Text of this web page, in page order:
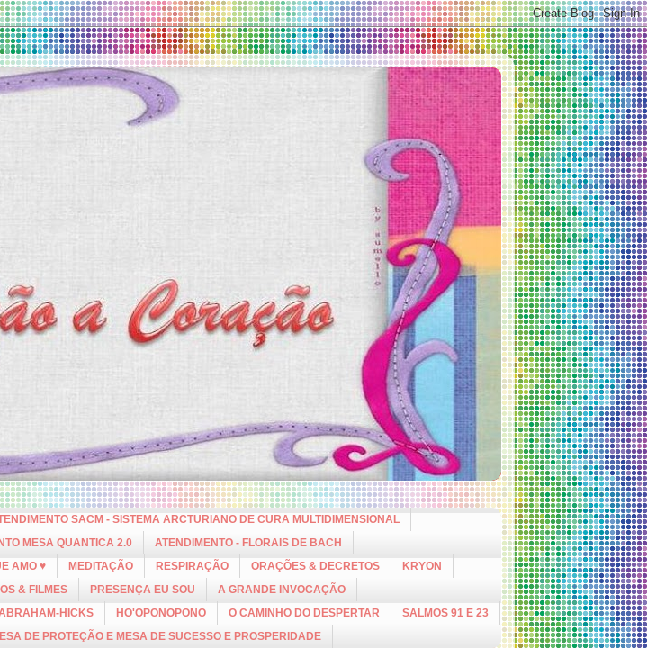
SACM - SISTEMA ARCTURIANO DE CURA MULTIDIMENSIONAL
MESA QUANTICA 2.0
ATENDIMENTO - FLORAIS DE BACH
AMO ♥ MEDITAÇÃO RESPIRAÇÃO ORAÇÕES & DECRETOS
KRYON
& FILMES PRESENÇA EU SOU
A GRANDE INVOCAÇÃO
HICKS HO'OPONOPONO O CAMINHO DO DESPERTAR
SALMOS 91 E 23
DE PROTEÇÃO E MESA DE SUCESSO E PROSPERIDADE